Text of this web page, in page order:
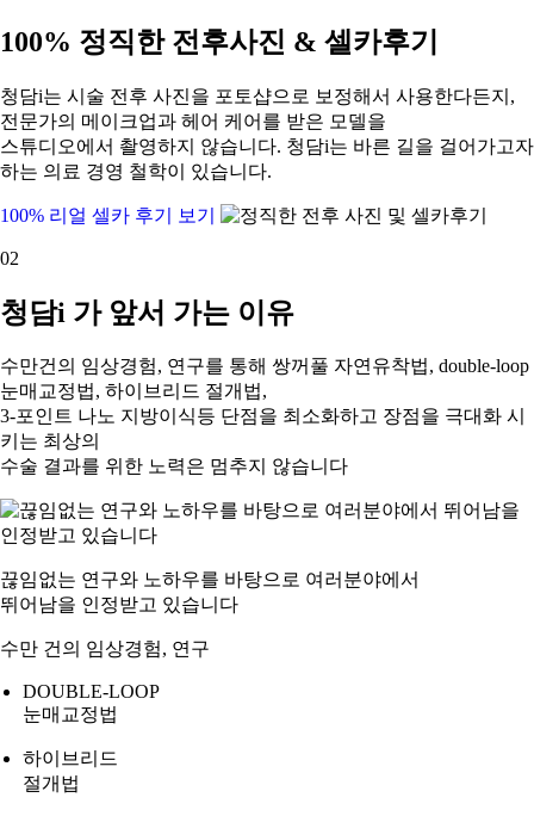
100% 정직한 전후사진 & 셀카후기
청담i는 시술 전후 사진을 포토샵으로 보정해서 사용한다든지,
전문가의 메이크업과 헤어 케어를 받은 모델을
스튜디오에서 촬영하지 않습니다. 청담i는 바른 길을 걸어가고자
하는 의료 경영 철학이 있습니다.
100% 리얼 셀카 후기 보기
02
청담i 가 앞서 가는 이유
수만건의 임상경험, 연구를 통해 쌍꺼풀 자연유착법, double-loop
눈매교정법, 하이브리드 절개법,
3-포인트 나노 지방이식등 단점을 최소화하고 장점을 극대화 시
키는 최상의
수술 결과를 위한 노력은 멈추지 않습니다
끊임없는 연구와 노하우를 바탕으로 여러분야에서
뛰어남을 인정받고 있습니다
수만 건의 임상경험, 연구
DOUBLE-LOOP
눈매교정법
하이브리드
절개법